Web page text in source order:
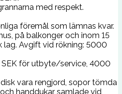
med respekt.
föremål som lämnas kvar.
på balkonger och inom 15
lag. Avgift vid rökning: 5000
för utbyte/service, 4000
vara rengjord, sopor tömda
handdukar samlade vid